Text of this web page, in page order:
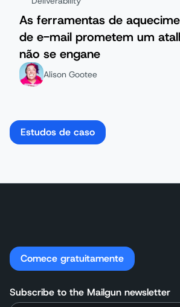
As ferramentas de
de e-mail prometem um
não se engane
Alison Gootee
Estudos de caso
Comece gratuitamente
Subscribe to the Mailgun newsletter